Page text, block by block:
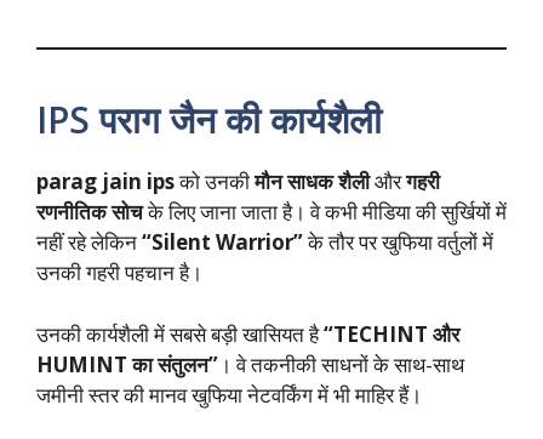
IPS पराग जैन की कार्यशैली
parag jain ipsको उनकीमौन साधक शैलीऔरगहरी
रणनीतिक सोचके लिए जाना जाता है। वे कभी मीडिया की सुर्खियों में
नहीं रहे लेकिन“Silent Warrior”के तौर पर खुफिया वर्तुलों में
उनकी गहरी पहचान है।
उनकी कार्यशैली में सबसे बड़ी खासियत है“TECHINT और
HUMINT का संतुलन” । वे तकनीकी साधनों के साथ-साथ
जमीनी स्तर की मानव खुफिया नेटवर्किंग में भी माहिर हैं।